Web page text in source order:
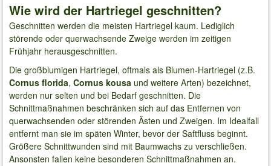
Wie wird der Hartriegel geschnitten?
Geschnitten werden die meisten Hartriegel kaum. Lediglich
störende oder querwachsende Zweige werden im zeitigen
Frühjahr herausgeschnitten.
Die großblumigen Hartriegel, oftmals als Blumen-Hartriegel (z.B.
Cornus florida, Cornus kousa und weitere Arten) bezeichnet,
werden nur selten und bei Bedarf geschnitten. Die
Schnittmaßnahmen beschränken sich auf das Entfernen von
querwachsenden oder störenden Ästen und Zweigen. Im Idealfall
entfernt man sie im späten Winter, bevor der Saftfluss beginnt.
Größere Schnittwunden sind mit Baumwachs zu verschließen.
Ansonsten fallen keine besonderen Schnittmaßnahmen an.